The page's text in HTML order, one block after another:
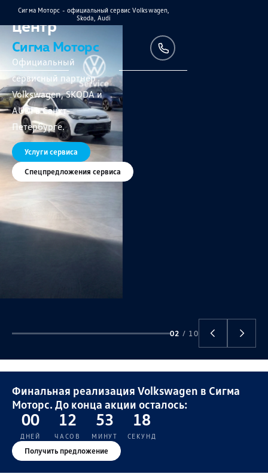
Сигма Моторс - официальный сервис Volkswagen,
Skoda, Audi
Дилерский
центр
Сигма Моторс
Официальный
сервисный партнер
Volkswagen, SKODA и
AUDI в Санкт-
Петербурге.
Услуги сервиса
Спецпредложения сервиса
02 / 10
Финальная реализация Volkswagen в Сигма
Моторс. До конца акции осталось:
00
ДНЕЙ
12
ЧАСОВ
53
МИНУТ
17
СЕКУНД
Получить предложение